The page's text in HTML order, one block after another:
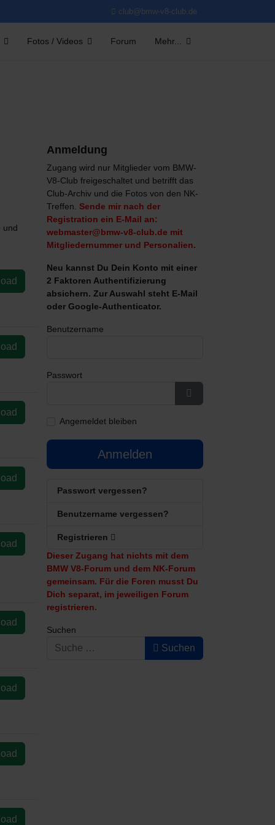
club@bmw-v8-club.de
Fotos / Videos Forum Mehr...
und
Anmeldung
Zugang wird nur Mitglieder vom BMW-
V8-Club freigeschaltet und betrifft das
Club-Archiv und die Fotos von den NK-
Treffen. Sende mir nach der
Registration ein E-Mail an:
webmaster@bmw-v8-club.de mit
Mitgliedernummer und Personalien.
Neu kannst Du Dein Konto mit einer
2 Faktoren Authentifizierung
absichern. Zur Auswahl steht E-Mail
oder Google-Authenticator.
Benutzername
Passwort
Passwort anzeigen
Angemeldet bleiben
Anmelden
Passwort vergessen?
Benutzername vergessen?
Registrieren
Dieser Zugang hat nichts mit dem
BMW V8-Forum und dem NK-Forum
gemeinsam. Für die Foren musst Du
Dich separat, im jeweiligen Forum
registrieren.
Suchen
Suchen